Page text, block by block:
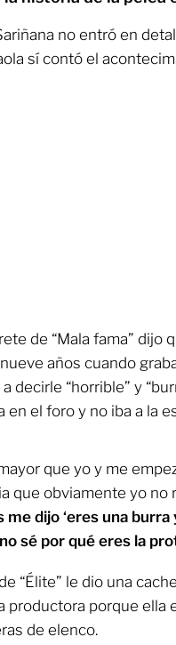
no entró en
sí contó el
de “Mala fama” dijo
años cuando
decirle “horrible” y
en el foro y no iba a la
que yo y me
que obviamente yo no
me dijo ‘eres una
sé por qué eres la
“Élite” le dio una
productora porque ella
de elenco.